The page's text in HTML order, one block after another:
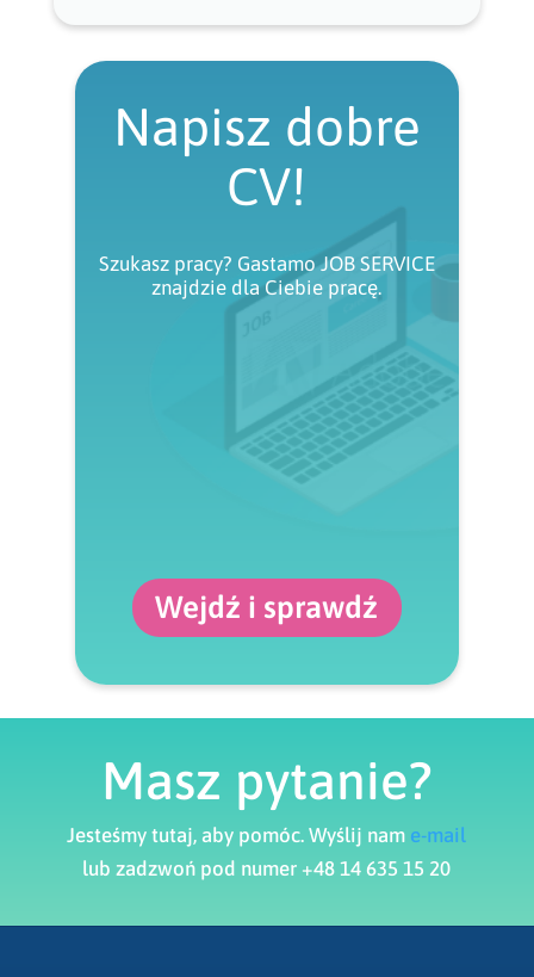
Napisz dobre
CV!
Szukasz pracy? Gastamo JOB SERVICE
znajdzie dla Ciebie pracę.
Wejdź i sprawdź
Masz pytanie?
Jesteśmy tutaj, aby pomóc. Wyślij nam e-mail
lub zadzwoń pod numer +48 14 635 15 20